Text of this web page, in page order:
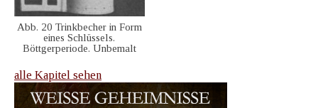
Abb. 20 Trinkbecher in Form
eines Schlüssels.
Böttgerperiode. Unbemalt
alle Kapitel sehen